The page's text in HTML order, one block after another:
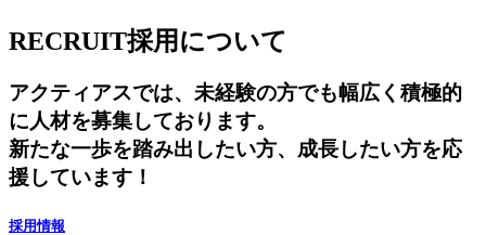
RECRUIT採用について
アクティアスでは、未経験の方でも幅広く積極的
に人材を募集しております。
新たな一歩を踏み出したい方、成長したい方を応
援しています！
採用情報